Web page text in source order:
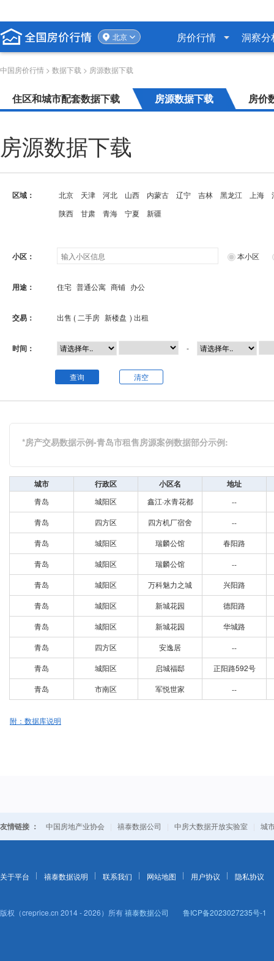
北京 房价行情 洞察分
中国房价行情 > 数据下载 > 房源数据下载
住区和城市配套数据下载 房源数据下载 房价
房源数据下载
区域： 北京 天津 河北 山西 内蒙古 辽宁 吉林 黑龙江 上海
陕西
甘肃 青海 宁夏 新疆
小区： 本小区
用途： 住宅 普通公寓 商铺 办公
交易： 出售 ( 二手房 新楼盘 ) 出租
时间： -
查询 清空
*房产交易数据示例-青岛市租售房源案例数据部分示例:
城市 行政区 小区名 地址
青岛 城阳区 鑫江·水青花都
--
青岛
四方区 四方机厂宿舍
--
青岛
城阳区 瑞麟公馆
春阳路
青岛
城阳区 瑞麟公馆
--
青岛
城阳区 万科魅力之城
兴阳路
青岛
城阳区 新城花园
德阳路
青岛
城阳区 新城花园
华城路
青岛
四方区 安逸居
--
青岛
城阳区 启城福邸
正阳路592号
青岛
市南区 军悦世家 --
附：数据库说明
友情链接 ： 中国房地产业协会 禧泰数据公司 中房大数据开放实验室 城
关于平台 禧泰数据说明 联系我们 网站地图 用户协议 隐私协议
版权（creprice.cn 2014 - 2026）所有禧泰数据公司 鲁ICP备2023027235号-1